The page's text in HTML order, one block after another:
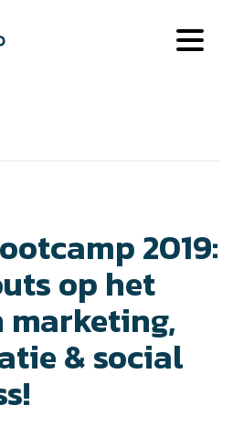
2019:
op het
marketing,
& social